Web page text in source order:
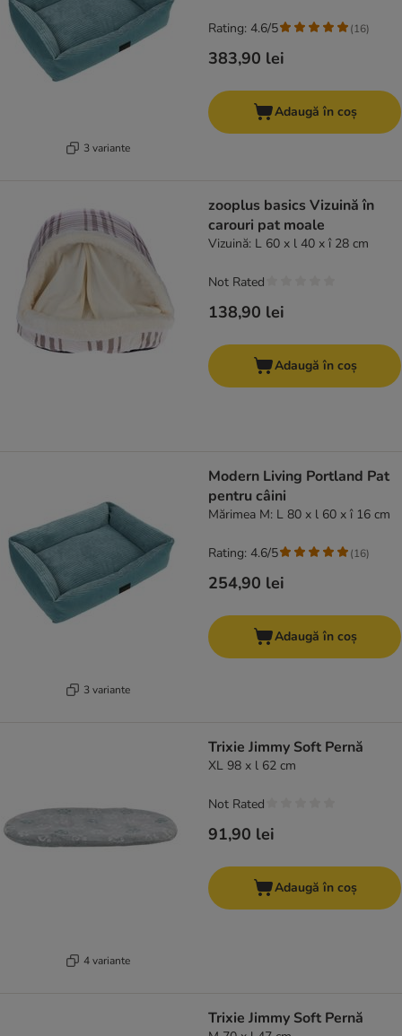
3 variante
383,90 lei
Rating: 4.6/5 (16)
Adaugă în coș
zooplus basics Vizuină în
carouri pat moale
Vizuină: L 60 x l 40 x î 28 cm
138,90 lei
Not Rated
Adaugă în coș
3 variante
Modern Living Portland Pat
pentru câini
Mărimea M: L 80 x l 60 x î 16 cm
254,90 lei
Rating: 4.6/5 (16)
Adaugă în coș
4 variante
Trixie Jimmy Soft Pernă
XL 98 x l 62 cm
91,90 lei
Not Rated
Adaugă în coș
Trixie Jimmy Soft Pernă